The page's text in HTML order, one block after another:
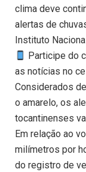
clima deve
alertas de
Instituto
Participe do
as notícias no
Considerados
o amarelo, os
tocantinenses
Em relação ao
milímetros por
do registro de